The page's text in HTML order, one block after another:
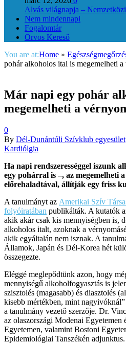
Alvás világnapja –
Nem mindennapi
Fogalomtár
Orvos Kereső
You are at:Home »
pohár alkoholos ital is megemelheti a
Már napi egy pohár
megemelheti a
0
By Dél-Dunántúli Szívklub egyesület
Kardiólgia
Ha napi rendszerességgel iszunk
egy pohárral is –, az megemelheti
előrehaladtával, állítják egy friss
A tanulmányt az Amerikai Szív
folyóiratában publikálták. A kutatók
akik akár csak kis mennyiségben is,
alkoholos italt, azoknak a
akik egyáltalán nem isznak. A
Államok, Japán és Dél-Korea hét
összegezte.
Eléggé meglepődtünk azon, hogy
mennyiségű alkoholfogyasztás is
szisztolés (magasabb) és diasztolés
kisebb mértékben, mint
a tanulmány vezető szerzője. Dr.
az olaszországi Modenai Egyetemen
Egyetemen, valamint Bostoni
Epidemiológiai Tanszékén adjunktus.